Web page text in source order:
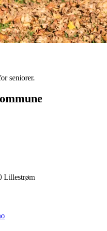
seniorer.
Lillestrøm